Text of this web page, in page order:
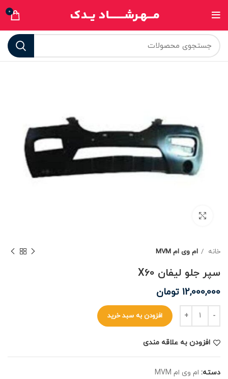
0
خانه ام وی ام MVM
سپر جلو لیفان X60
12,000,000 تومان
افزودن به سبد خرید
افزودن به علاقه مندی
دسته: ام وی ام MVM